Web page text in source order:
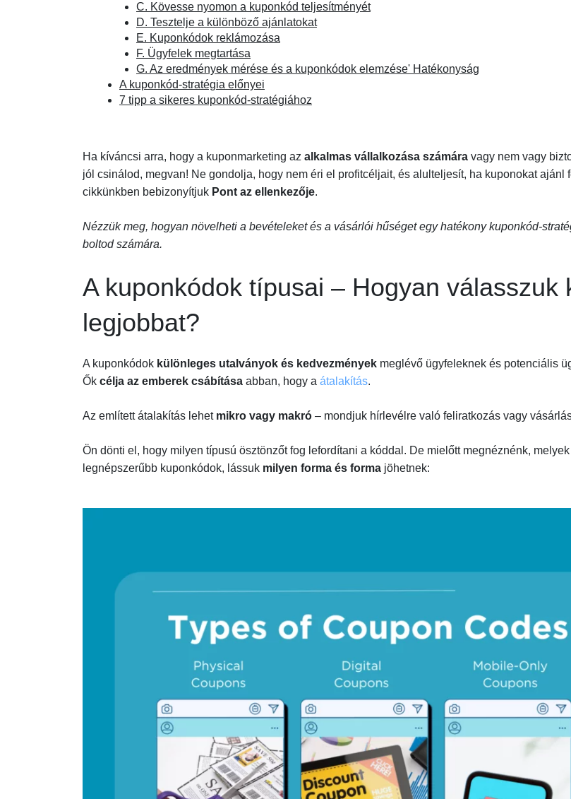
C. Kövesse nyomon a kuponkód teljesítményét
D. Tesztelje a különböző ajánlatokat
E. Kuponkódok reklámozása
F. Ügyfelek megtartása
G. Az eredmények mérése és a kuponkódok elemzése' Hatékonyság
A kuponkód-stratégia előnyei
7 tipp a sikeres kuponkód-stratégiához
Ha kíváncsi arra, hogy a kuponmarketing az alkalmas vállalkozása számára vagy nem vagy
jól csinálod, megvan! Ne gondolja, hogy nem éri el profitcéljait, és alulteljesít, ha kuponokat ajánl
cikkünkben bebizonyítjuk Pont az ellenkezője.
Nézzük meg, hogyan növelheti a bevételeket és a vásárlói hűséget egy hatékony kuponkód-
boltod számára.
A kuponkódok típusai – Hogyan válasszuk
legjobbat?
A kuponkódok különleges utalványok és kedvezmények meglévő ügyfeleknek és potenciális
Ők célja az emberek csábítása abban, hogy a átalakítás.
Az említett átalakítás lehet mikro vagy makró – mondjuk hírlevélre való feliratkozás vagy
Ön dönti el, hogy milyen típusú ösztönzőt fog lefordítani a kóddal. De mielőtt megnéznénk, melyek
legnépszerűbb kuponkódok, lássuk milyen forma és forma jöhetnek: